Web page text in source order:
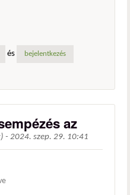
és bejelentkezés
az
- 2024. szep. 29. 10:41